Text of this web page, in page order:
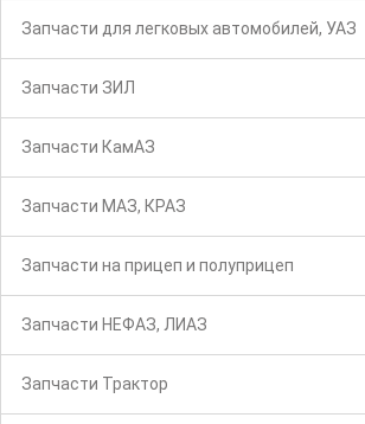
Запчасти для легковых автомобилей, УАЗ
Запчасти ЗИЛ
Запчасти КамАЗ
Запчасти МАЗ, КРАЗ
Запчасти на прицеп и полуприцеп
Запчасти НЕФАЗ, ЛИАЗ
Запчасти Трактор